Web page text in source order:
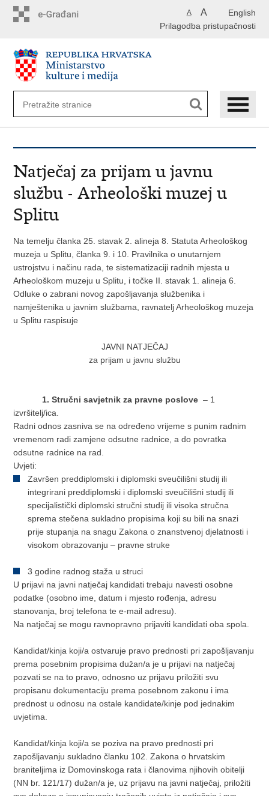
English
A A
Prilagodba pristupačnosti
Natječaj za prijam u javnu
službu - Arheološki muzej u
Splitu
Na temelju članka 25. stavak 2. alineja 8. Statuta Arheološkog
muzeja u Splitu, članka 9. i 10. Pravilnika o unutarnjem
ustrojstvu i načinu rada, te sistematizaciji radnih mjesta u
Arheološkom muzeju u Splitu, i točke II. stavak 1. alineja 6.
Odluke o zabrani novog zapošljavanja službenika i
namještenika u javnim službama, ravnatelj Arheološkog muzeja
u Splitu raspisuje
JAVNI NATJEČAJ
za prijam u javnu službu
1. Stručni savjetnik za pravne poslove– 1
izvršitelj/ica.
Radni odnos zasniva se na određeno vrijeme s punim radnim
vremenom radi zamjene odsutne radnice, a do povratka
odsutne radnice na rad.
Uvjeti:
Završen preddiplomski i diplomski sveučilišni studij ili
integrirani preddiplomski i diplomski sveučilišni studij ili
specijalistički diplomski stručni studij ili visoka stručna
sprema stečena sukladno propisima koji su bili na snazi
prije stupanja na snagu Zakona o znanstvenoj djelatnosti i
visokom obrazovanju – pravne struke
3 godine radnog staža u struci
U prijavi na javni natječaj kandidati trebaju navesti osobne
podatke (osobno ime, datum i mjesto rođenja, adresu
stanovanja, broj telefona te e-mail adresu).
Na natječaj se mogu ravnopravno prijaviti kandidati oba spola.
Kandidat/kinja koji/a ostvaruje pravo prednosti pri zapošljavanju
prema posebnim propisima dužan/a je u prijavi na natječaj
pozvati se na to pravo, odnosno uz prijavu priložiti svu
propisanu dokumentaciju prema posebnom zakonu i ima
prednost u odnosu na ostale kandidate/kinje pod jednakim
uvjetima.
Kandidat/kinja koji/a se poziva na pravo prednosti pri
zapošljavanju sukladno članku 102. Zakona o hrvatskim
braniteljima iz Domovinskoga rata i članovima njihovih obitelji
(NN br. 121/17) dužan/a je, uz prijavu na javni natječaj, priložiti